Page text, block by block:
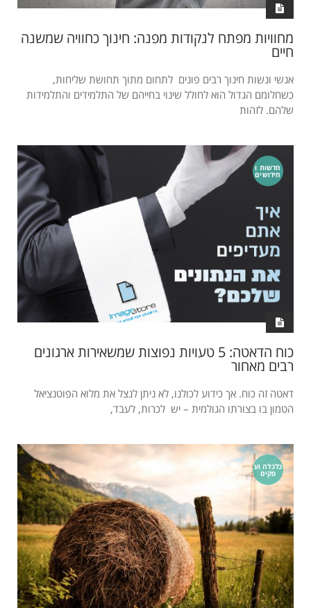
מחוויות מפתח לנקודות מפנה: חינוך כחוויה שמשנה
חיים
אנשי ונשות חינוך רבים פונים לתחום מתוך תחושת שליחות,
כשחלומם הגדול הוא לחולל שינוי בחייהם של התלמידים והתלמידות
שלהם. לזהות
חדשות ו
חידושים
כוח הדאטה: 5 טעויות נפוצות שמשאירות ארגונים
רבים מאחור
דאטה זה כוח. אך כידוע לכולנו, לא ניתן לנצל את מלוא הפוטנציאל
הטמון בו בצורתו הגולמית – יש לכרות, לעבד,
כלכלה וע
סקים